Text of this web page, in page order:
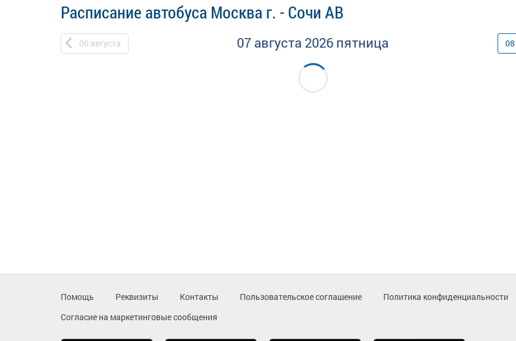
Расписание автобуса Москва г. - Сочи АВ
06 августа 07 августа 2026 пятница 08
Помощь Реквизиты Контакты Пользовательское соглашение
Политика конфиденциальности
Согласие на маркетинговые сообщения